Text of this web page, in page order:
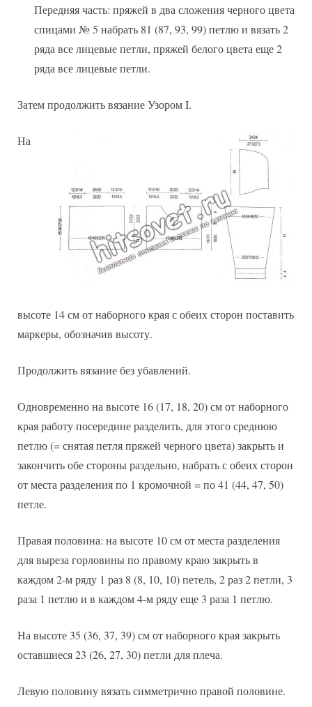
Передняя часть: пряжей в два сложения черного цвета
спицами № 5 набрать 81 (87, 93, 99) петлю и вязать 2
ряда все лицевые петли, пряжей белого цвета еще 2
ряда все лицевые петли.
Затем продолжить вязание Узором I.
На
высоте 14 см от наборного края с обеих сторон поставить
маркеры, обозначив высоту.
Продолжить вязание без убавлений.
Одновременно на высоте 16 (17, 18, 20) см от наборного
края работу посередине разделить, для этого среднюю
петлю (= снятая петля пряжей черного цвета) закрыть и
закончить обе стороны раздельно, набрать с обеих сторон
от места разделения по 1 кромочной = по 41 (44, 47, 50)
петле.
Правая половина: на высоте 10 см от места разделения
для выреза горловины по правому краю закрыть в
каждом 2-м ряду 1 раз 8 (8, 10, 10) петель, 2 раз 2 петли, 3
раза 1 петлю и в каждом 4-м ряду еще 3 раза 1 петлю.
На высоте 35 (36, 37, 39) см от наборного края закрыть
оставшиеся 23 (26, 27, 30) петли для плеча.
Левую половину вязать симметрично правой половине.